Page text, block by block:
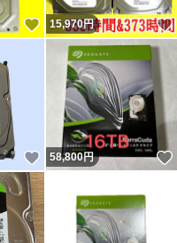
いいね！
15,970円
いいね！
58,800円